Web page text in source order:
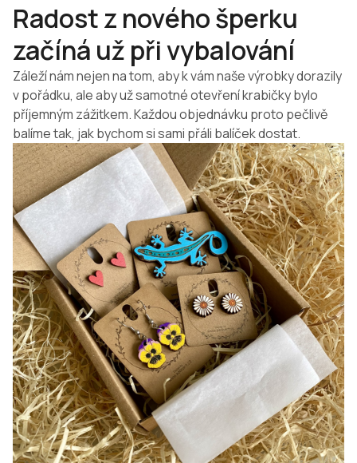
Radost z nového šperku
začíná už při vybalování
Záleží nám nejen na tom, aby k vám naše výrobky dorazily
v pořádku, ale aby už samotné otevření krabičky bylo
příjemným zážitkem. Každou objednávku proto pečlivě
balíme tak, jak bychom si sami přáli balíček dostat.